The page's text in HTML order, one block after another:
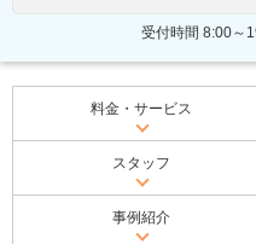
受付時間 8:00～
料金・サービス
スタッフ
事例紹介